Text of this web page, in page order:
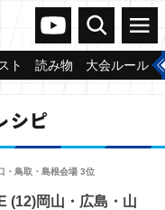
ヴァンガードch
検索 メニュー
ト 読み物 大会ルール
シピ
・鳥取・島根会場 3位
(12)岡山・広島・山